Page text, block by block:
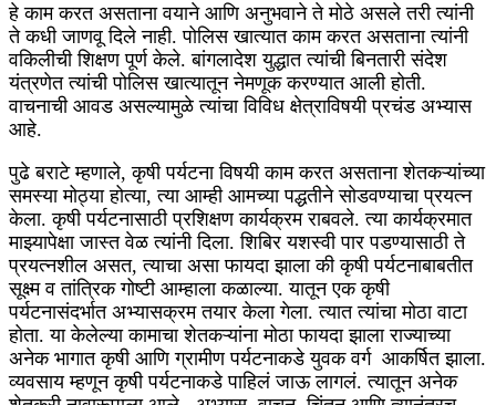
हे काम करत असताना वयाने आणि अनुभवाने ते मोठे असले तरी त्यांनी
ते कधी जाणवू दिले नाही. पोलिस खात्यात काम करत असताना त्यांनी
वकिलीची शिक्षण पूर्ण केले. बांगलादेश युद्धात त्यांची बिनतारी संदेश
यंत्रणेत त्यांची पोलिस खात्यातून नेमणूक करण्यात आली होती.
वाचनाची आवड असल्यामुळे त्यांचा विविध क्षेत्राविषयी प्रचंड अभ्यास
आहे.
पुढे बराटे म्हणाले, कृषी पर्यटना विषयी काम करत असताना शेतकऱ्यांच्या
समस्या मोठ्या होत्या, त्या आम्ही आमच्या पद्धतीने सोडवण्याचा प्रयत्न
केला. कृषी पर्यटनासाठी प्रशिक्षण कार्यक्रम राबवले. त्या कार्यक्रमात
माझ्यापेक्षा जास्त वेळ त्यांनी दिला. शिबिर यशस्वी पार पडण्यासाठी ते
प्रयत्नशील असत, त्याचा असा फायदा झाला की कृषी पर्यटनाबाबतीत
सूक्ष्म व तांत्रिक गोष्टी आम्हाला कळाल्या. यातून एक कृषी
पर्यटनासंदर्भात अभ्यासक्रम तयार केला गेला. त्यात त्यांचा मोठा वाटा
होता. या केलेल्या कामाचा शेतकऱ्यांना मोठा फायदा झाला राज्याच्या
अनेक भागात कृषी आणि ग्रामीण पर्यटनाकडे युवक वर्ग आकर्षित झाला.
व्यवसाय म्हणून कृषी पर्यटनाकडे पाहिलं जाऊ लागलं. त्यातून अनेक